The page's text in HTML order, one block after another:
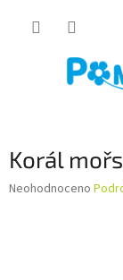
Korál
Průměrné
Neohodnoceno